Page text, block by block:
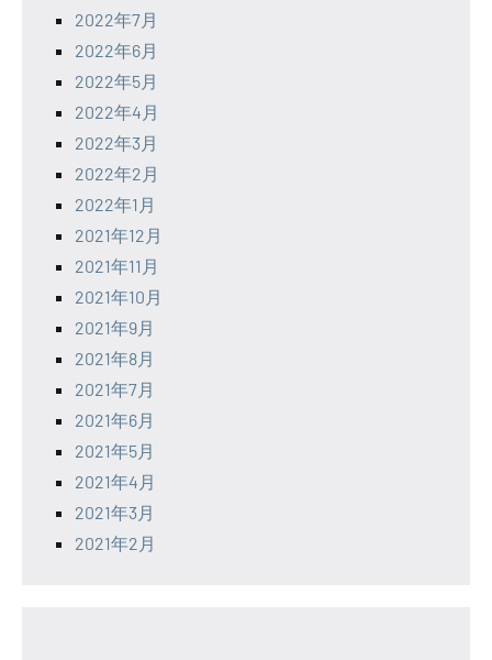
2022年7月
2022年6月
2022年5月
2022年4月
2022年3月
2022年2月
2022年1月
2021年12月
2021年11月
2021年10月
2021年9月
2021年8月
2021年7月
2021年6月
2021年5月
2021年4月
2021年3月
2021年2月